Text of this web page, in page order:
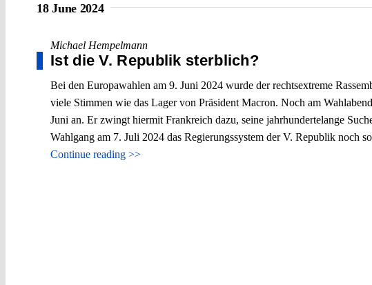
18 June 2024
Michael Hempelmann
Ist die V. Republik sterblich?
Bei den Europawahlen am 9. Juni 2024 wurde der rechtsextreme
viele Stimmen wie das Lager von Präsident Macron. Noch am
Juni an. Er zwingt hiermit Frankreich dazu, seine jahrhundertelange
Wahlgang am 7. Juli 2024 das Regierungssystem der V. Republik noch
Continue reading >>